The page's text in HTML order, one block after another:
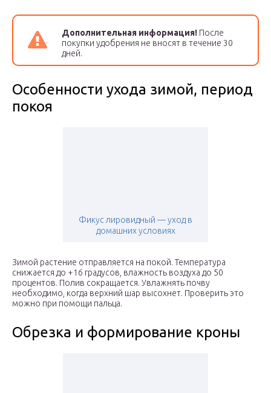
Дополнительная информация! После
покупки удобрения не вносят в течение 30
дней.
Особенности ухода зимой, период
покоя
Фикус лировидный — уход в
домашних условиях
Зимой растение отправляется на покой. Температура
снижается до +16 градусов, влажность воздуха до 50
процентов. Полив сокращается. Увлажнять почву
необходимо, когда верхний шар высохнет. Проверить это
можно при помощи пальца.
Обрезка и формирование кроны